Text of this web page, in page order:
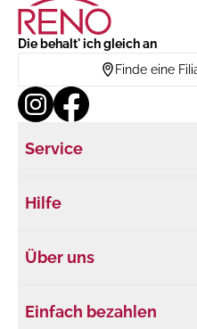
Die behalt' ich gleich an
Finde eine
Service
Hilfe
Über uns
Einfach bezahlen